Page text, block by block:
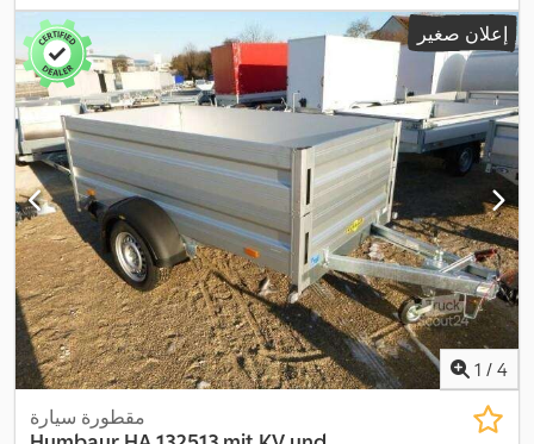
مساحة التحميل:530 مم ,
إعلان صغير
1 / 4
مقطورة سيارة